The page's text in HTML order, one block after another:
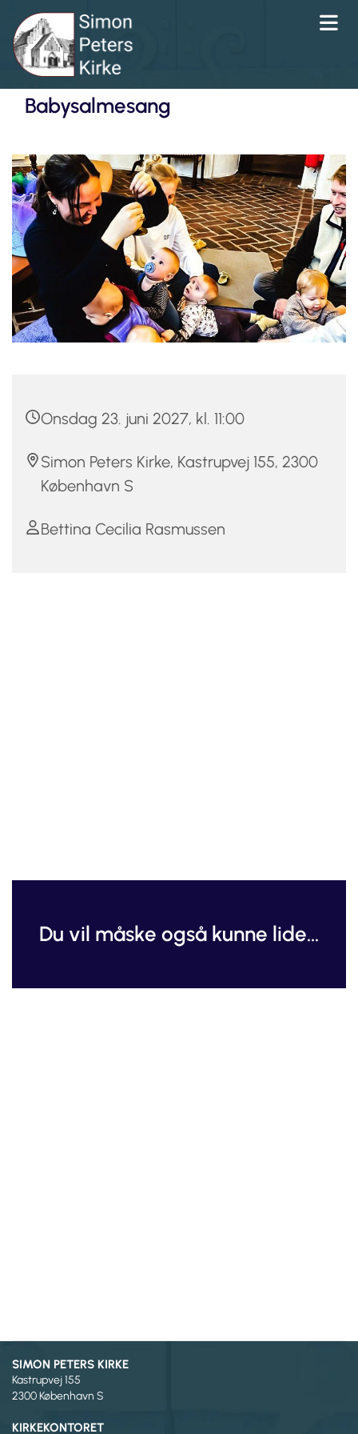
Babysalmesang
Onsdag 23. juni 2027, kl. 11:00
Simon Peters Kirke, Kastrupvej 155, 2300
København S
Bettina Cecilia Rasmussen
Du vil måske også kunne lide...
SIMON PETERS KIRKE
Kastrupvej 155
2300 København S
KIRKEKONTORET